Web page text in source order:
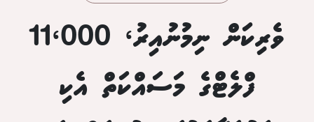
ވެރިކަން ނިމުނުއިރު، 11،000
ފްލެޓްގެ މަސައްކަތް އެކި